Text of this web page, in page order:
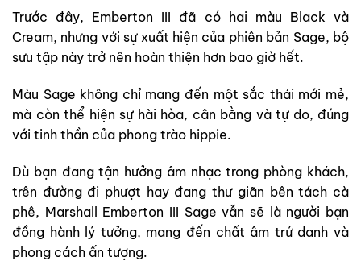
Trước đây, Emberton III đã có hai màu Black và
Cream, nhưng với sự xuất hiện của phiên bản Sage, bộ
sưu tập này trở nên hoàn thiện hơn bao giờ hết.
Màu Sage không chỉ mang đến một sắc thái mới mẻ,
mà còn thể hiện sự hài hòa, cân bằng và tự do, đúng
với tinh thần của phong trào hippie.
Dù bạn đang tận hưởng âm nhạc trong phòng khách,
trên đường đi phượt hay đang thư giãn bên tách cà
phê, Marshall Emberton III Sage vẫn sẽ là người bạn
đồng hành lý tưởng, mang đến chất âm trứ danh và
phong cách ấn tượng.